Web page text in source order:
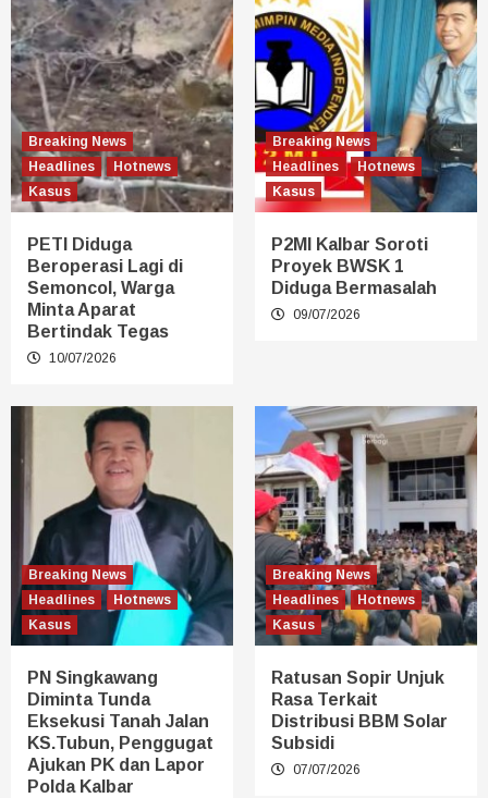
Breaking News
Headlines
Hotnews
Kasus
PETI Diduga
Beroperasi Lagi di
Semoncol, Warga
Minta Aparat
Bertindak Tegas
10/07/2026
Breaking News
Headlines
Hotnews
Kasus
P2MI Kalbar Soroti
Proyek BWSK 1
Diduga Bermasalah
09/07/2026
Breaking News
Headlines
Hotnews
Kasus
PN Singkawang
Diminta Tunda
Eksekusi Tanah Jalan
KS.Tubun, Penggugat
Ajukan PK dan Lapor
Polda Kalbar
Breaking News
Headlines
Hotnews
Kasus
Ratusan Sopir Unjuk
Rasa Terkait
Distribusi BBM Solar
Subsidi
07/07/2026